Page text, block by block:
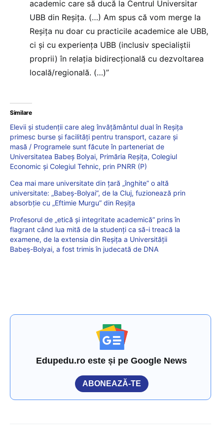
academic care să ducă la Centrul Universitar
UBB din Reșița. (…) Am spus că vom merge la
Reșița nu doar cu practicile academice ale UBB,
ci și cu experiența UBB (inclusiv specialiștii
proprii) în relația bidirecțională cu dezvoltarea
locală/regională. (…)”
Similare
Elevii și studenții care aleg învățământul dual în Reșița
primesc burse și facilități pentru transport, cazare și
masă / Programele sunt făcute în parteneriat de
Universitatea Babeș Bolyai, Primăria Reșița, Colegiul
Economic și Colegiul Tehnic, prin PNRR (P)
Cea mai mare universitate din țară „înghite” o altă
universitate: „Babeș-Bolyai”, de la Cluj, fuzionează prin
absorbție cu „Eftimie Murgu” din Reșița
Profesorul de „etică și integritate academică” prins în
flagrant când lua mită de la studenți ca să-i treacă la
examene, de la extensia din Reșița a Universității
Babeș-Bolyai, a fost trimis în judecată de DNA
Edupedu.ro este și pe Google News
ABONEAZĂ-TE